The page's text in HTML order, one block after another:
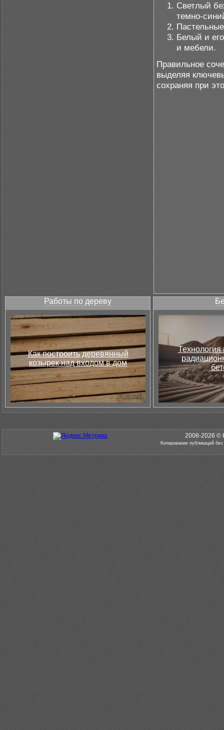
Светлый
темно-
Белый и
и мебели.
Правильное
выделяя
сохраняя при
Работы по дереву
Как построить деревянный
козырек над входом в дом
Технология
2008-2026 ©
Копирование публикаций